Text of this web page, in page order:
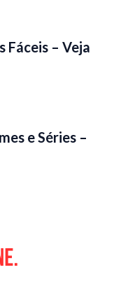
Fáceis – Veja
e Séries –